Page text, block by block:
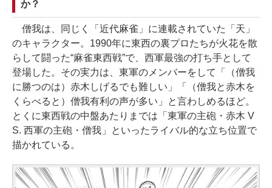
か？
僧我は、同じく「近代麻雀」に連載されていた「天」
のキャラクター。1990年に東西の裏プロたちが火花を散
らして闘った“麻雀東西戦”で、西軍最強の打ち手として
登場した。その実力は、東軍のメンバーをして「（僧我
に勝つのは）赤木しげるでも難しい」「（僧我と赤木を
くらべると）僧我有利の声が多い」と言わしめるほど。
とくに東西戦の中盤あたりまでは「東軍の主砲・赤木 V
S. 西軍の主砲・僧我」といったライバル的な立ち位置で
描かれている。